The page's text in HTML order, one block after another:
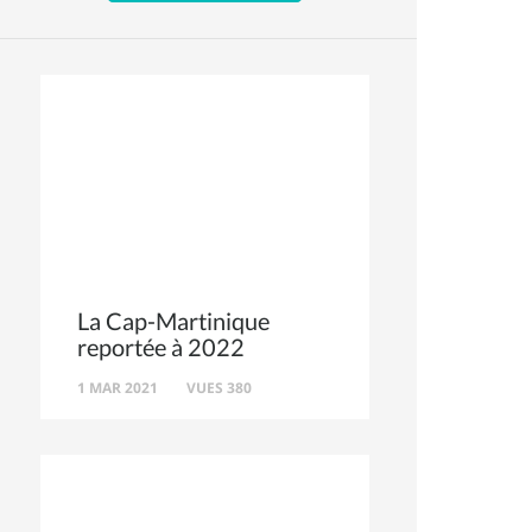
La Cap-Martinique
reportée à 2022
1 MAR 2021 VUES 380